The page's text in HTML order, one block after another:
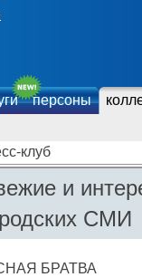
персоны
клуб
и
СМИ
БРАТВА